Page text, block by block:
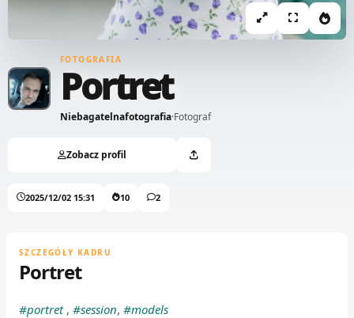
FOTOGRAFIA
Portret
Niebagatelnafotografia·Fotograf
Zobacz profil
2025/12/02 15:31 10 2
SZCZEGÓŁY KADRU
Portret
#portret, #session, #models